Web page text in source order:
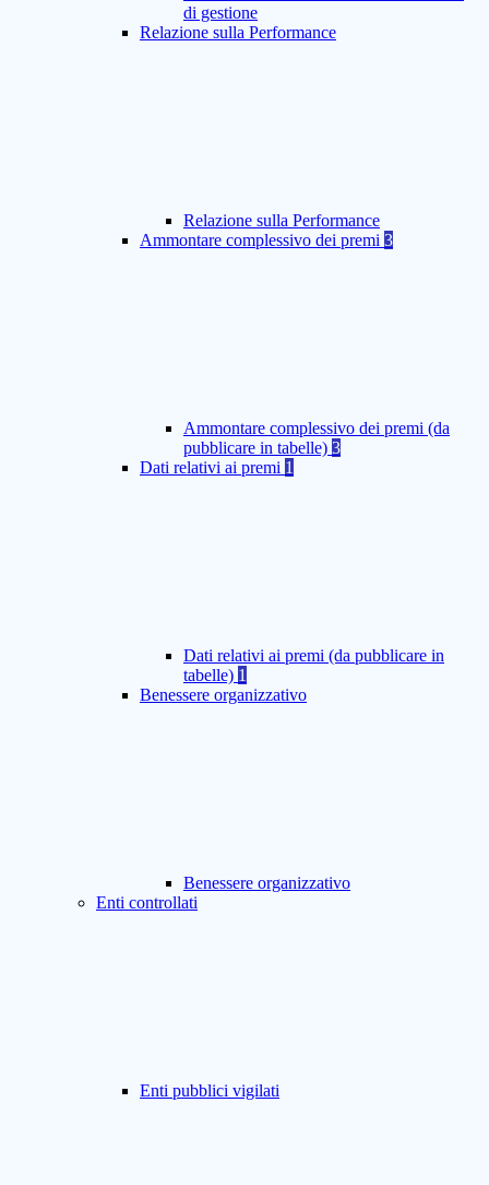
di gestione
Relazione sulla Performance
Relazione sulla Performance
Ammontare complessivo dei premi 3
Ammontare complessivo dei premi (da
pubblicare in tabelle) 3
Dati relativi ai premi 1
Dati relativi ai premi (da pubblicare in
tabelle) 1
Benessere organizzativo
Benessere organizzativo
Enti controllati
Enti pubblici vigilati